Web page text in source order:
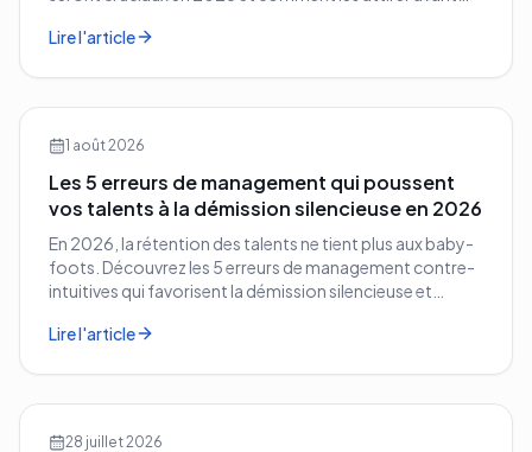
Lire l'article
1 août 2026
Les 5 erreurs de management qui poussent
vos talents à la démission silencieuse en 2026
En 2026, la rétention des talents ne tient plus aux baby-
foots. Découvrez les 5 erreurs de management contre-
intuitives qui favorisent la démission silencieuse et
Lire l'article
28 juillet 2026